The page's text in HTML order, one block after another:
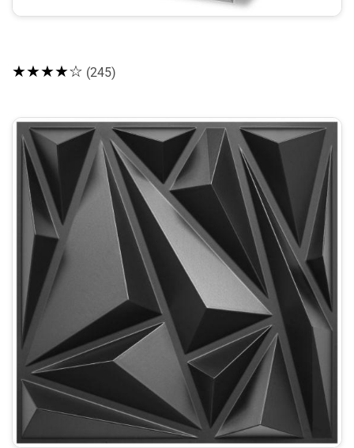
★★★★☆ (245)